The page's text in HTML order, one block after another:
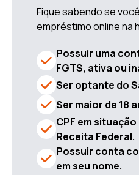
Fique sabendo se
empréstimo online na
Possuir uma
FGTS, ativa ou
Ser optante do
Ser maior de 18
CPF em
Receita Federal.
Possuir conta
em seu nome.